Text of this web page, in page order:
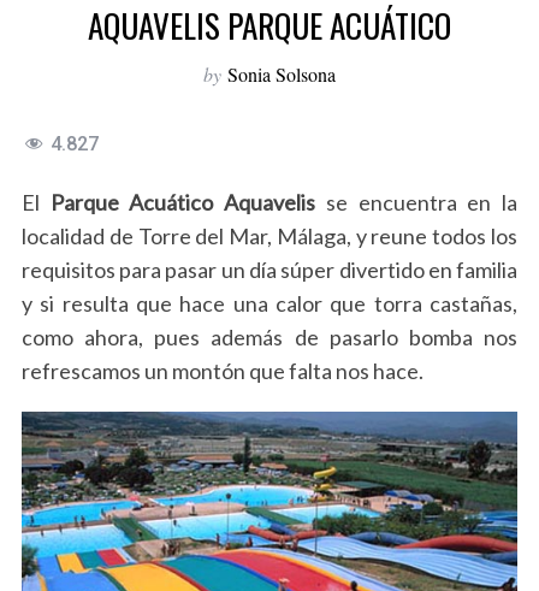
AQUAVELIS PARQUE ACUÁTICO
by Sonia Solsona
4.827
El Parque Acuático Aquavelis se encuentra en la
localidad de Torre del Mar, Málaga, y reune todos los
requisitos para pasar un día súper divertido en familia
y si resulta que hace una calor que torra castañas,
como ahora, pues además de pasarlo bomba nos
refrescamos un montón que falta nos hace.